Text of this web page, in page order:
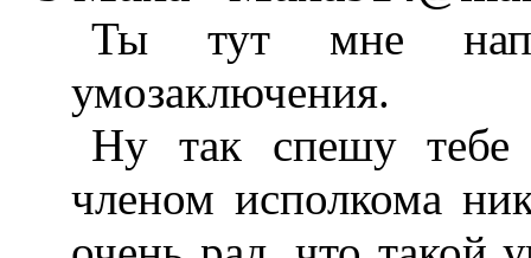
Ты тут мне
умозаключения.
Ну так спешу тебе
членом исполкома